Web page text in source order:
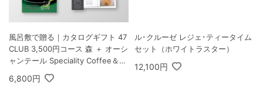
風呂敷で贈る｜カタログギフト 47
CLUB 3,500円コース 森 ＋ オーシ
ャンテール Speciality Coffee＆バ
ームセット A
6,800円
ル･クルーゼ レジェ･ティータイム
セット（ホワイトラスター）
12,100円